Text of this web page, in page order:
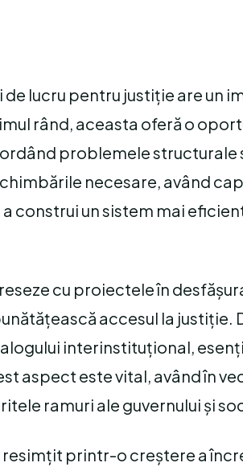
lucru pentru justiție are un
rând, aceasta oferă o
problemele structurale
necesare, având
construi un sistem mai
cu proiectele în
accesul la justiție.
interinstituțional,
aspect este vital, având în
ramuri ale guvernului și
resimțit printr-o creștere a